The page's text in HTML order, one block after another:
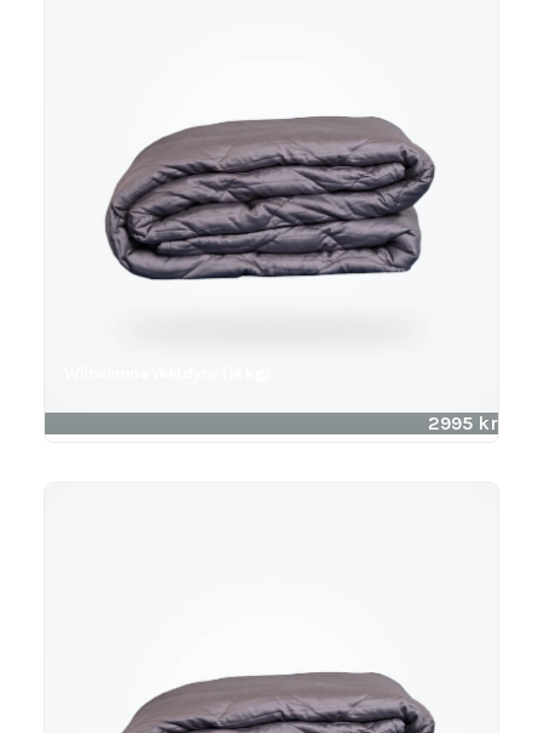
2995 kr